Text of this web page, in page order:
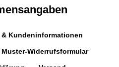
& Kundeninformationen
Widerrufsformular